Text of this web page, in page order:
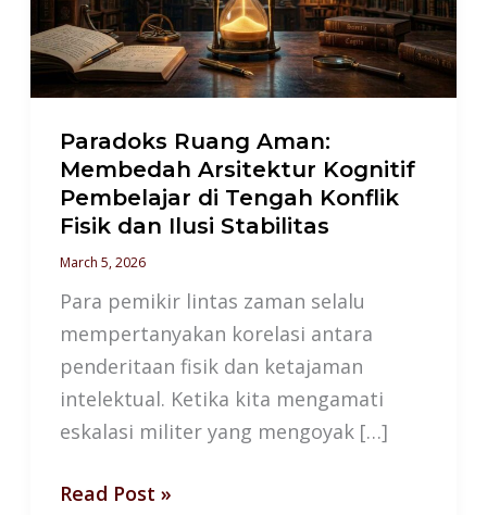
Paradoks Ruang Aman:
Membedah Arsitektur Kognitif
Pembelajar di Tengah Konflik
Fisik dan Ilusi Stabilitas
March 5, 2026
Para pemikir lintas zaman selalu
mempertanyakan korelasi antara
penderitaan fisik dan ketajaman
intelektual. Ketika kita mengamati
eskalasi militer yang mengoyak […]
Arsitektur
Kognitif
Pembelajar
Tengah
Konflik
Fisik
dan
Ilusi
Stabilitas
Read Post »